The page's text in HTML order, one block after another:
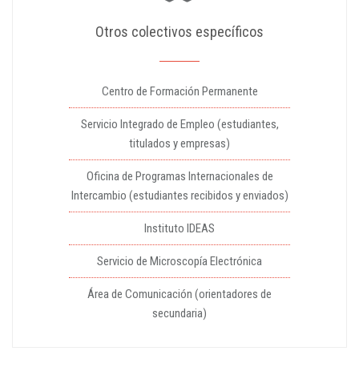
Otros colectivos específicos
Centro de Formación Permanente
Servicio Integrado de Empleo (estudiantes,
titulados y empresas)
Oficina de Programas Internacionales de
Intercambio (estudiantes recibidos y enviados)
Instituto IDEAS
Servicio de Microscopía Electrónica
Área de Comunicación (orientadores de
secundaria)